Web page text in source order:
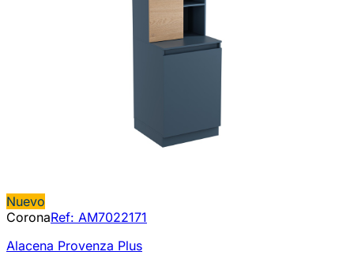
Nuevo
CoronaRef: AM7022171
Alacena Provenza Plus